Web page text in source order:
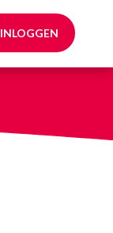
INLOGGEN